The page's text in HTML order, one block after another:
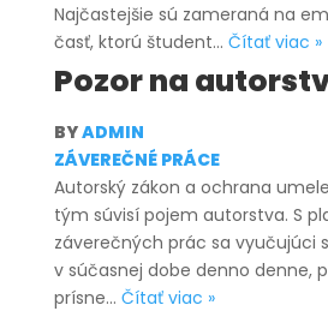
Najčastejšie sú zameraná na
časť, ktorú študent… Čítať viac »
Pozor na
BYADMIN
ZÁVEREČNÉ PRÁCE
Autorský zákon a ochrana
tým súvisí pojem autorstva. S
záverečných prác sa vyučujúci
v súčasnej dobe denno denne,
prísne… Čítať viac »Pozor